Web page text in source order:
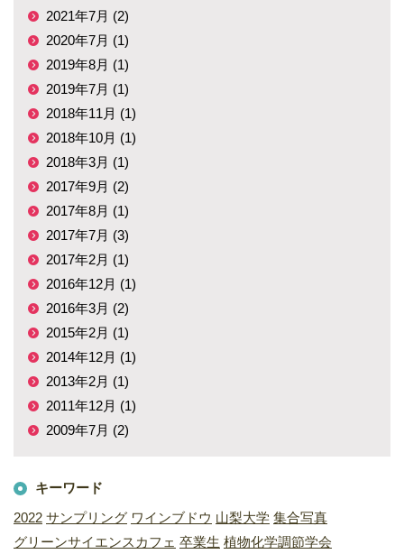
2021年7月 (2)
2020年7月 (1)
2019年8月 (1)
2019年7月 (1)
2018年11月 (1)
2018年10月 (1)
2018年3月 (1)
2017年9月 (2)
2017年8月 (1)
2017年7月 (3)
2017年2月 (1)
2016年12月 (1)
2016年3月 (2)
2015年2月 (1)
2014年12月 (1)
2013年2月 (1)
2011年12月 (1)
2009年7月 (2)
キーワード
2022 サンプリング ワインブドウ 山梨大学 集合写真
グリーンサイエンスカフェ 卒業生 植物化学調節学会